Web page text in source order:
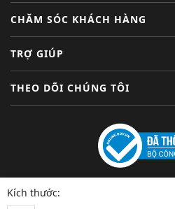
Kích thước:
CHĂM SÓC KHÁCH HÀNG
TRỢ GIÚP
THEO DÕI CHÚNG TÔI